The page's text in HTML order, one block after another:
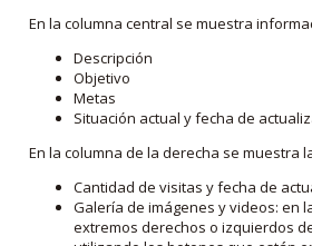
En la columna central se muestra
Descripción
Objetivo
Metas
Situación actual y fecha de
En la columna de la derecha se muestra
Cantidad de visitas y fecha de
Galería de imágenes y videos: en
extremos derechos o izquierdos